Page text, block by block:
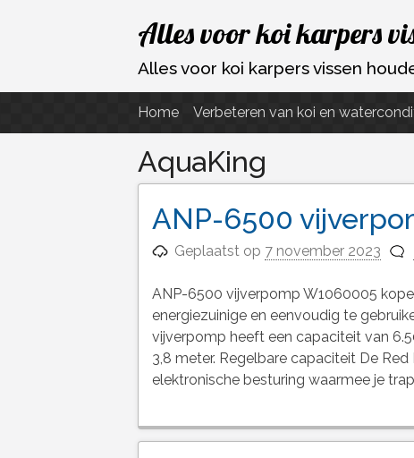
Ga
naar
de
Alles voor koi karpers
Alles voor koi karpers vissen
Home Verbeteren van koi en
AquaKing
ANP-6500
Geplaatst op 7 november 2023
ANP-6500 vijverpomp W1060005
energiezuinige en eenvoudig te
vijverpomp heeft een capaciteit van
3,8 meter. Regelbare capaciteit De
elektronische besturing waarmee je